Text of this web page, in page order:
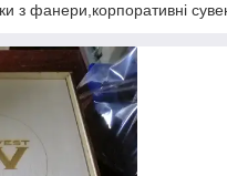
з фанери,корпоративні